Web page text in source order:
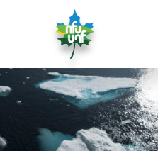
Aller au contenu